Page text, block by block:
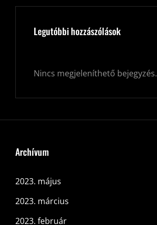
Legutóbbi hozzászólások
Nincs megjeleníthető bejegyzés.
Archívum
2023. május
2023. március
2023. február